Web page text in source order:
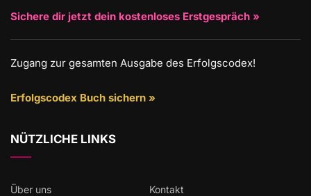
Sichere dir jetzt dein kostenloses Erstgespräch »
Zugang zur gesamten Ausgabe des Erfolgscodex!
Erfolgscodex Buch sichern »
NÜTZLICHE LINKS
Über uns Kontakt